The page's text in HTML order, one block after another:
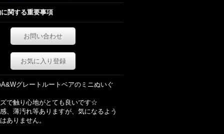
関する重要事項
お問い合わせ
お気に入り登録
グレートルートベアのミニぬいぐ
で触り心地がとても良いです☆
、薄汚れ等ありますが、気になるよう
ありません。